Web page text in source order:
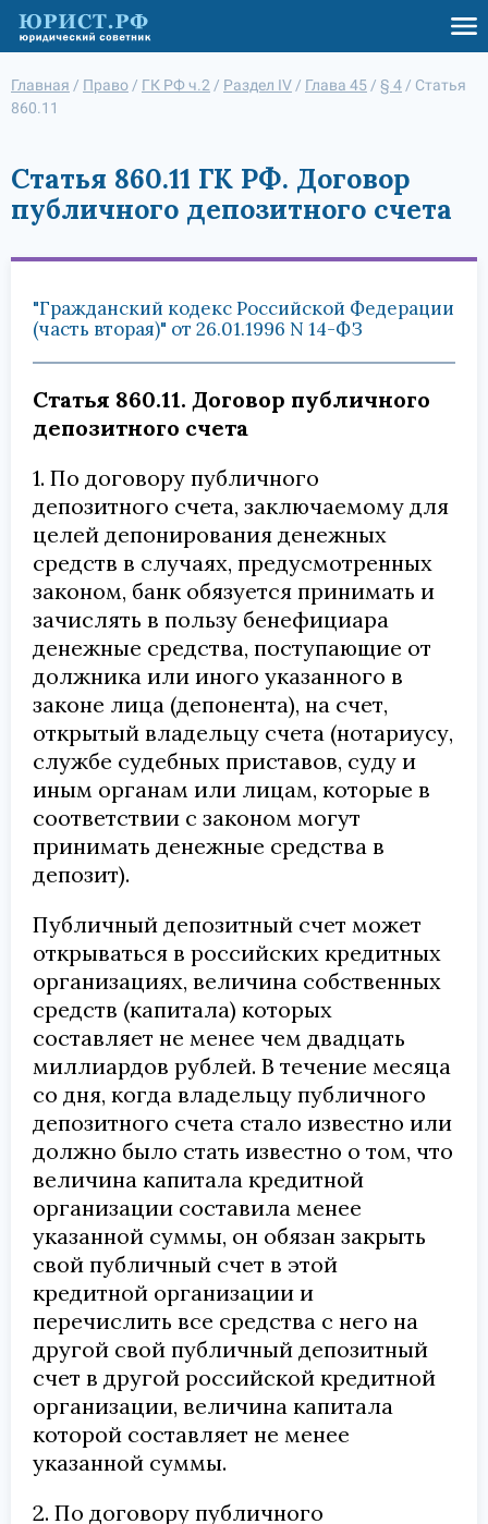
Главная / Право / ГК РФ ч.2 / Раздел IV / Глава 45 / § 4 / Статья
860.11
Статья 860.11 ГК РФ. Договор
публичного депозитного счета
"Гражданский кодекс Российской Федерации
(часть вторая)" от 26.01.1996 N 14-ФЗ
Статья 860.11. Договор публичного
депозитного счета
1. По договору публичного
депозитного счета, заключаемому для
целей депонирования денежных
средств в случаях, предусмотренных
законом, банк обязуется принимать и
зачислять в пользу бенефициара
денежные средства, поступающие от
должника или иного указанного в
законе лица (депонента), на счет,
открытый владельцу счета (нотариусу,
службе судебных приставов, суду и
иным органам или лицам, которые в
соответствии с законом могут
принимать денежные средства в
депозит).
Публичный депозитный счет может
открываться в российских кредитных
организациях, величина собственных
средств (капитала) которых
составляет не менее чем двадцать
миллиардов рублей. В течение месяца
со дня, когда владельцу публичного
депозитного счета стало известно или
должно было стать известно о том, что
величина капитала кредитной
организации составила менее
указанной суммы, он обязан закрыть
свой публичный счет в этой
кредитной организации и
перечислить все средства с него на
другой свой публичный депозитный
счет в другой российской кредитной
организации, величина капитала
которой составляет не менее
указанной суммы.
2. По договору публичного